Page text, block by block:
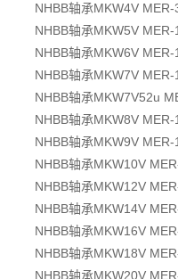
NHBB轴承MKW4V
NHBB轴承MKW5V
NHBB轴承MKW6V
NHBB轴承MKW7V
NHBB轴承MKW7V52u
NHBB轴承MKW8V
NHBB轴承MKW9V
NHBB轴承MKW10V
NHBB轴承MKW12V
NHBB轴承MKW14V
NHBB轴承MKW16V
NHBB轴承MKW18V
NHBB轴承MKW20V